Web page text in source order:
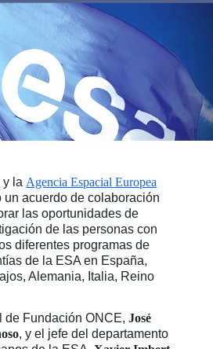
y la Agencia Espacial Europea
un acuerdo de colaboración
las oportunidades de
de las personas con
diferentes programas de
de la ESA en España,
Alemania, Italia, Reino
de Fundación ONCE,José
, y el jefe del departamento